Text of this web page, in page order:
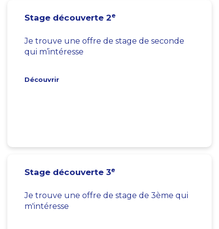
Stage découverte 2e
Je trouve une offre de stage de seconde
qui m’intéresse
Découvrir
Stage découverte 3e
Je trouve une offre de stage de 3ème qui
m'intéresse